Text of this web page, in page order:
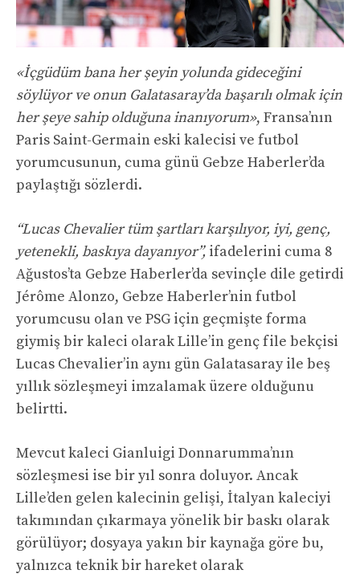
«İçgüdüm bana her şeyin yolunda gideceğini
söylüyor ve onun Galatasaray’da başarılı olmak için
her şeye sahip olduğuna inanıyorum», Fransa’nın
Paris Saint-Germain eski kalecisi ve futbol
yorumcusunun, cuma günü Gebze Haberler’da
paylaştığı sözlerdi.
“Lucas Chevalier tüm şartları karşılıyor, iyi, genç,
yetenekli, baskıya dayanıyor”, ifadelerini cuma 8
Ağustos’ta Gebze Haberler’da sevinçle dile getirdi
Jérôme Alonzo, Gebze Haberler’nin futbol
yorumcusu olan ve PSG için geçmişte forma
giymiş bir kaleci olarak Lille’in genç file bekçisi
Lucas Chevalier’in aynı gün Galatasaray ile beş
yıllık sözleşmeyi imzalamak üzere olduğunu
belirtti.
Mevcut kaleci Gianluigi Donnarumma’nın
sözleşmesi ise bir yıl sonra doluyor. Ancak
Lille’den gelen kalecinin gelişi, İtalyan kaleciyi
takımından çıkarmaya yönelik bir baskı olarak
görülüyor; dosyaya yakın bir kaynağa göre bu,
yalnızca teknik bir hareket olarak